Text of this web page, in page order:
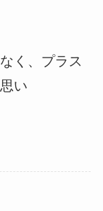
く、プラス
い